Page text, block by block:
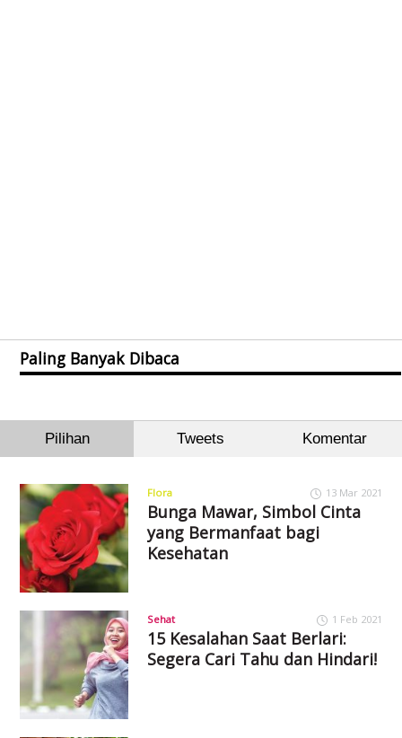
Paling Banyak Dibaca
Pilihan Tweets Komentar
Flora 13 Mar 2021
Bunga Mawar, Simbol Cinta
yang Bermanfaat bagi
Kesehatan
Sehat 1 Feb 2021
15 Kesalahan Saat Berlari:
Segera Cari Tahu dan Hindari!